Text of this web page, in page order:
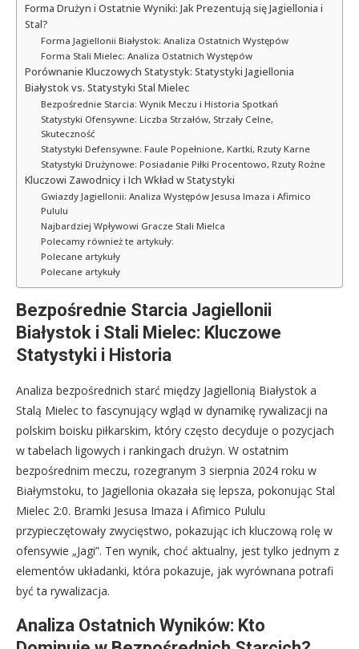
Forma Drużyn i Ostatnie Wyniki: Jak Prezentują się Jagiellonia i
Stal?
Forma Jagiellonii Białystok: Analiza Ostatnich Występów
Forma Stali Mielec: Analiza Ostatnich Występów
Porównanie Kluczowych Statystyk: Statystyki Jagiellonia
Białystok vs. Statystyki Stal Mielec
Bezpośrednie Starcia: Wynik Meczu i Historia Spotkań
Statystyki Ofensywne: Liczba Strzałów, Strzały Celne,
Skuteczność
Statystyki Defensywne: Faule Popełnione, Kartki, Rzuty Karne
Statystyki Drużynowe: Posiadanie Piłki Procentowo, Rzuty Rożne
Kluczowi Zawodnicy i Ich Wkład w Statystyki
Gwiazdy Jagiellonii: Analiza Występów Jesusa Imaza i Afimico
Pululu
Najbardziej Wpływowi Gracze Stali Mielca
Polecamy również te artykuły:
Polecane artykuły
Polecane artykuły
Bezpośrednie Starcia Jagiellonii
Białystok i Stali Mielec: Kluczowe
Statystyki i Historia
Analiza bezpośrednich starć między Jagiellonią Białystok a
Stalą Mielec to fascynujący wgląd w dynamikę rywalizacji na
polskim boisku piłkarskim, który często decyduje o pozycjach
w tabelach ligowych i rankingach drużyn. W ostatnim
bezpośrednim meczu, rozegranym 3 sierpnia 2024 roku w
Białymstoku, to Jagiellonia okazała się lepsza, pokonując Stal
Mielec 2:0. Bramki Jesusa Imaza i Afimico Pululu
przypieczętowały zwycięstwo, pokazując ich kluczową rolę w
ofensywie „Jagi”. Ten wynik, choć aktualny, jest tylko jednym z
elementów układanki, która pokazuje, jak wyrównana potrafi
być ta rywalizacja.
Analiza Ostatnich Wyników: Kto